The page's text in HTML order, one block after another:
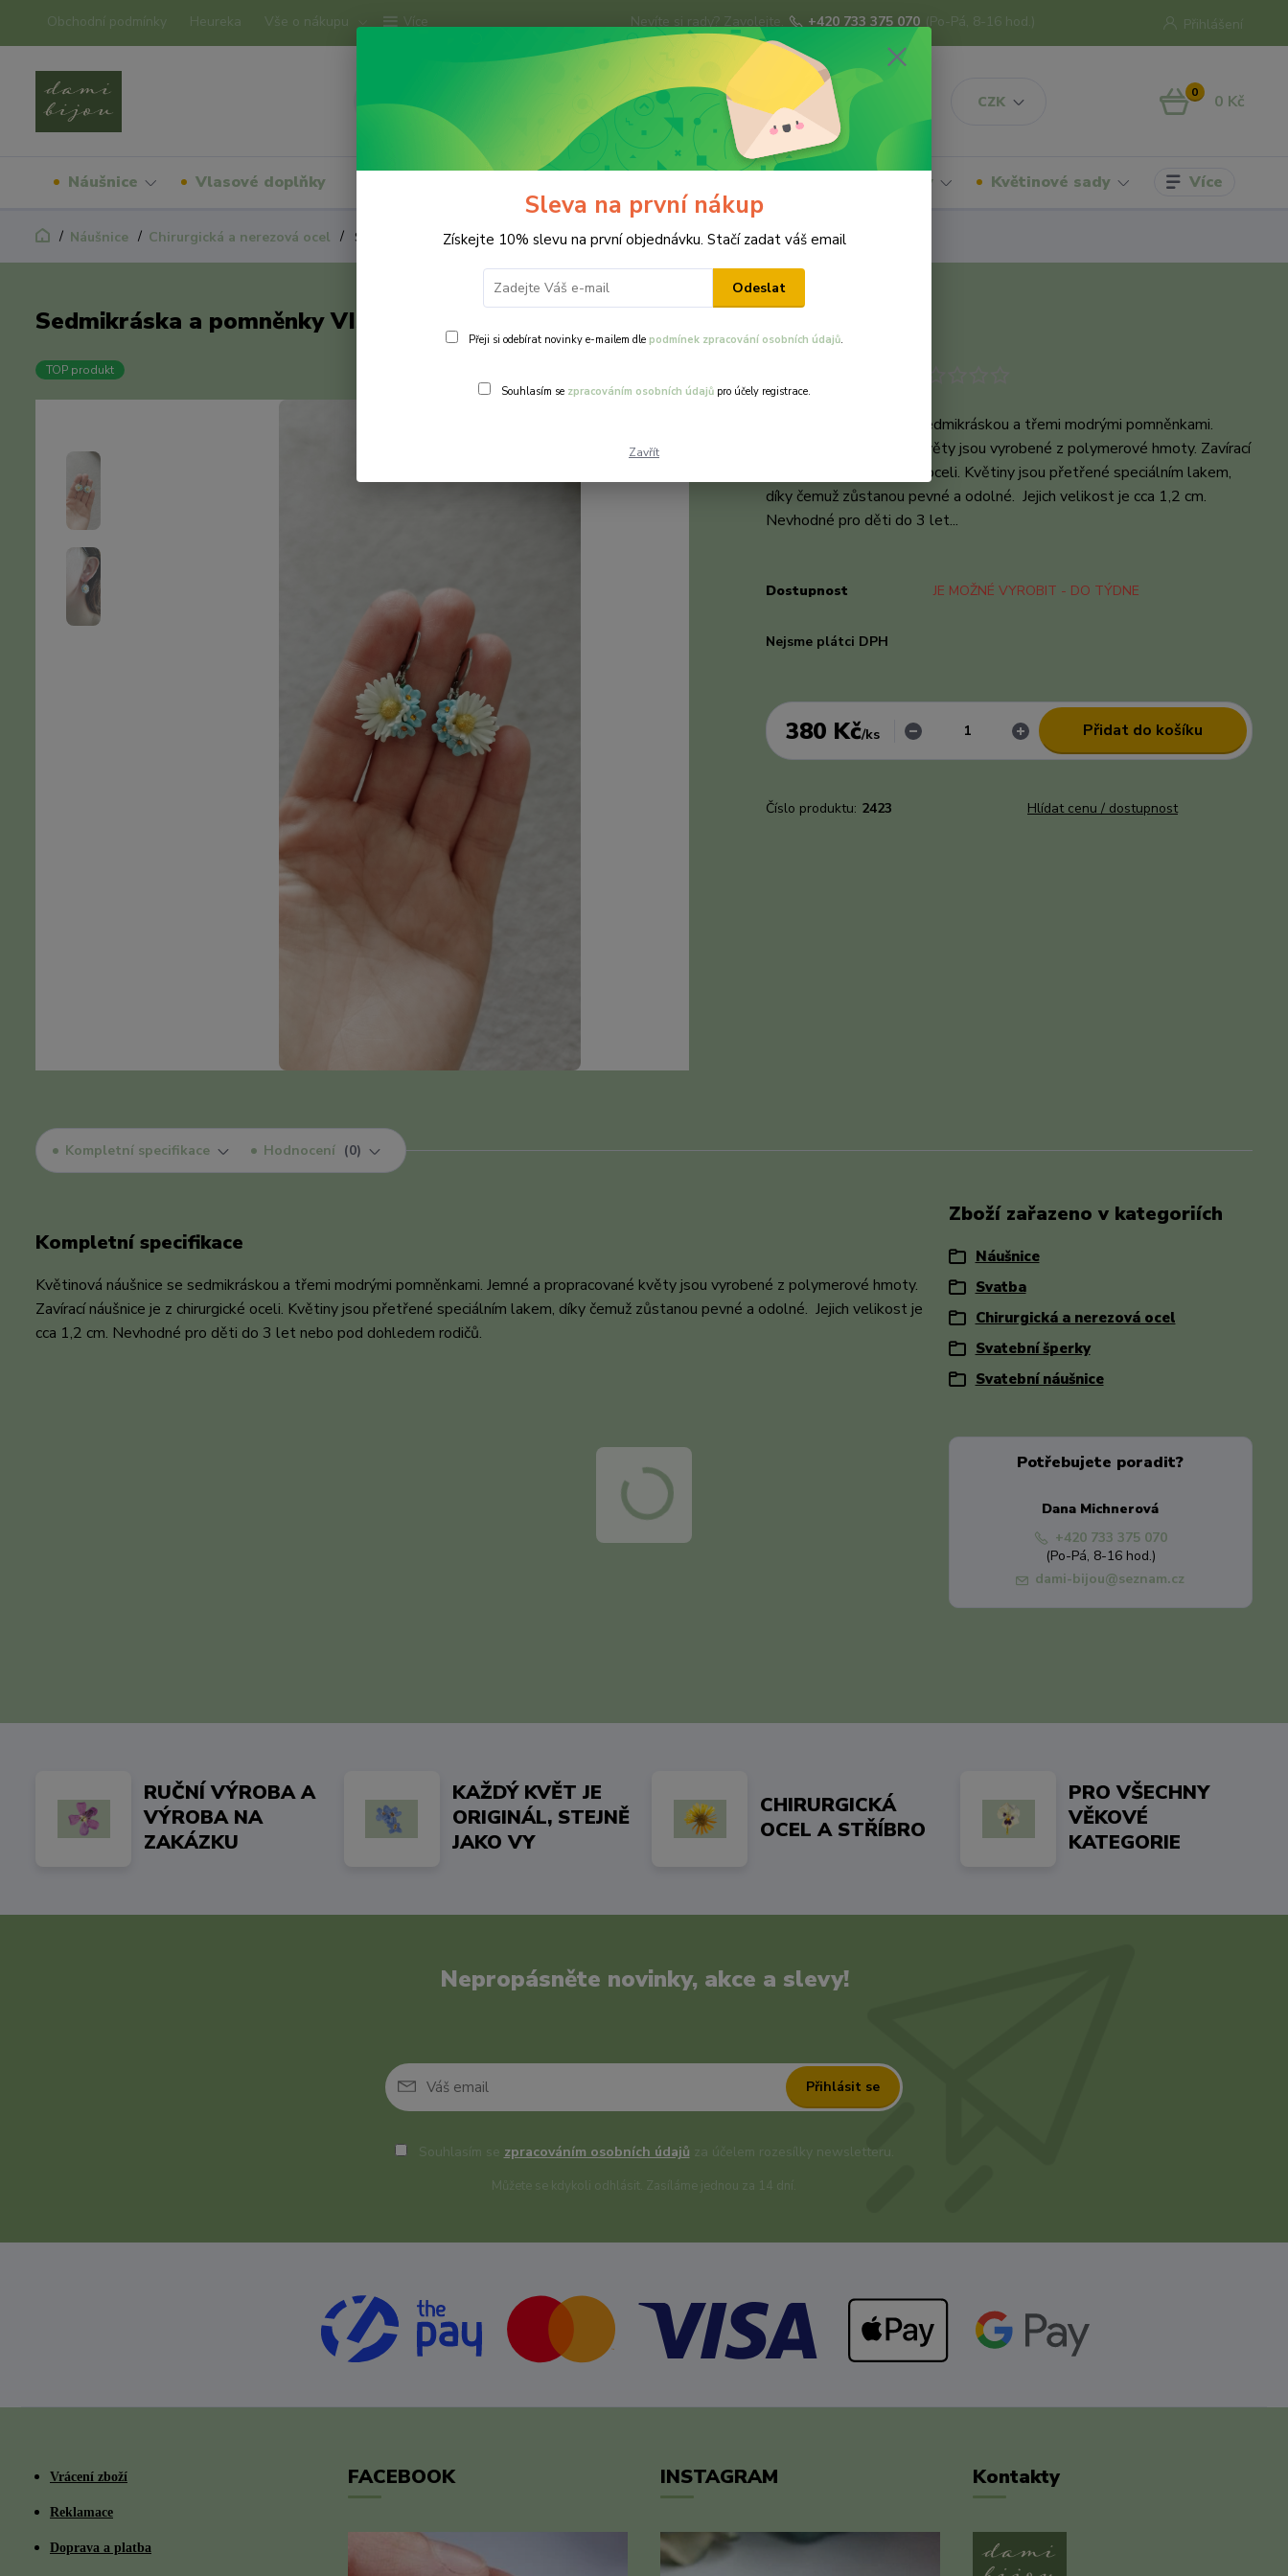
Obchodní podmínky Heureka Vše o nákupu Více
CZK
Přihlášení
Nevíte si rady? Zavolejte. +420 733 375 070 (Po-Pá, 8-16 hod.)
0 0 Kč
Náušnice Vlasové doplňky Náhrdelníky Květinové sady Více
Náušnice Chirurgická a nerezová ocel Sedmikráska a pomněnky VISACÍ
Sedmikráska a pomněnky VISACÍ
TOP produkt
Květinová náušnice se sedmikráskou a třemi modrými pomněnkami.
Jemné a propracované květy jsou vyrobené z polymerové hmoty. Zavírací
náušnice je z chirurgické oceli. Květiny jsou přetřené speciálním lakem,
díky čemuž zůstanou pevné a odolné. Jejich velikost je cca 1,2 cm.
Nevhodné pro děti do 3 let...
Dostupnost JE MOŽNÉ VYROBIT - DO TÝDNE
Nejsme plátci DPH
380 Kč/ks Přidat do košíku
Číslo produktu: 2423 Hlídat cenu / dostupnost
Kompletní specifikace Hodnocení 0
Kompletní specifikace
Květinová náušnice se sedmikráskou a třemi modrými pomněnkami. Jemné a propracované květy jsou vyrobené z polymerové hmoty.
Zavírací náušnice je z chirurgické oceli. Květiny jsou přetřené speciálním lakem, díky čemuž zůstanou pevné a odolné. Jejich velikost je
cca 1,2 cm. Nevhodné pro děti do 3 let nebo pod dohledem rodičů.
Zboží zařazeno v kategoriích
Náušnice
Svatba
Chirurgická a nerezová ocel
Svatební šperky
Svatební náušnice
Potřebujete poradit?
Dana Michnerová
+420 733 375 070
(Po-Pá, 8-16 hod.)
dami-bijou@seznam.cz
RUČNÍ VÝROBA A
VÝROBA NA
ZAKÁZKU
KAŽDÝ KVĚT JE
ORIGINÁL, STEJNĚ
JAKO VY
CHIRURGICKÁ
OCEL A STŘÍBRO
PRO VŠECHNY
VĚKOVÉ
KATEGORIE
Nepropásněte novinky, akce a slevy!
Přihlásit se
Souhlasím se zpracováním osobních údajů za účelem rozesílky newsletteru.
Můžete se kdykoli odhlásit. Zasíláme jednou za 14 dní.
Vrácení zboží
Reklamace
Doprava a platba
FACEBOOK INSTAGRAM Kontakty
Sleva na první nákup
Získejte 10% slevu na první objednávku. Stačí zadat váš email
Odeslat
Přeji si odebírat novinky e-mailem dle podmínek zpracování osobních údajů.
Souhlasím se zpracováním osobních údajůpro účely registrace.
Zavřít